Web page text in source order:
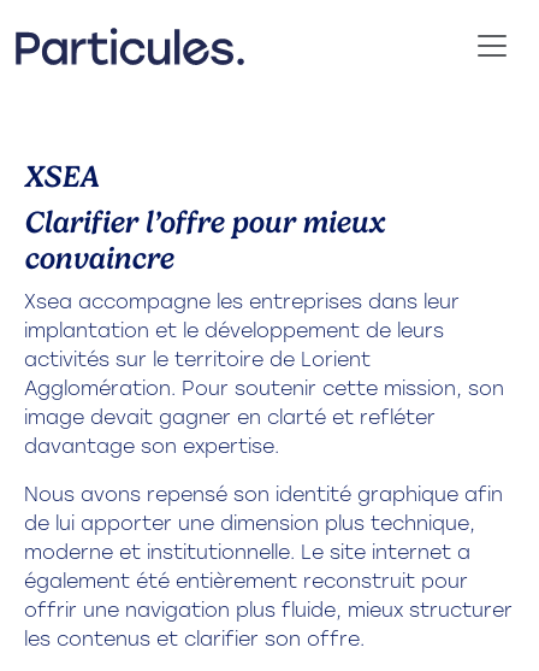
XSEA
Clarifier l’offre pour mieux
convaincre
Xsea accompagne les entreprises dans leur
implantation et le développement de leurs
activités sur le territoire de Lorient
Agglomération. Pour soutenir cette mission, son
image devait gagner en clarté et refléter
davantage son expertise.
Nous avons repensé son identité graphique afin
de lui apporter une dimension plus technique,
moderne et institutionnelle. Le site internet a
également été entièrement reconstruit pour
offrir une navigation plus fluide, mieux structurer
les contenus et clarifier son offre.